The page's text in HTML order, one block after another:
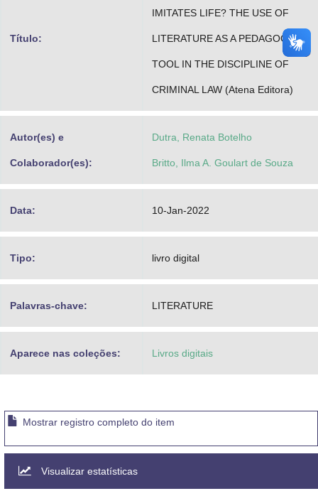
Título:
IMITATES LIFE? THE USE OF
LITERATURE AS A PEDAGOGICAL
TOOL IN THE DISCIPLINE OF
CRIMINAL LAW (Atena Editora)
Autor(es) e
Colaborador(es):
Dutra, Renata Botelho
Britto, Ilma A. Goulart de Souza
Data: 10-Jan-2022
Tipo: livro digital
Palavras-chave: LITERATURE
Aparece nas coleções: Livros digitais
Mostrar registro completo do item
Visualizar estatísticas